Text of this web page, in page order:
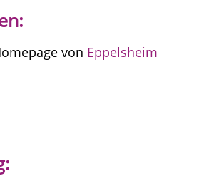
von Eppelsheim